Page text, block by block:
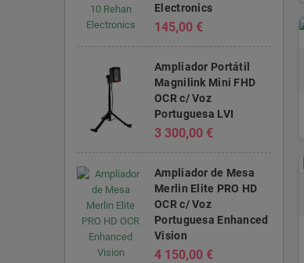
Electronics
145,00 €
Ampliador Portátil
Magnilink Mini FHD
OCR c/ Voz
Portuguesa LVI
3 300,00 €
Ampliador de Mesa
Merlin Elite PRO HD
OCR c/ Voz
Portuguesa Enhanced
Vision
4 150,00 €